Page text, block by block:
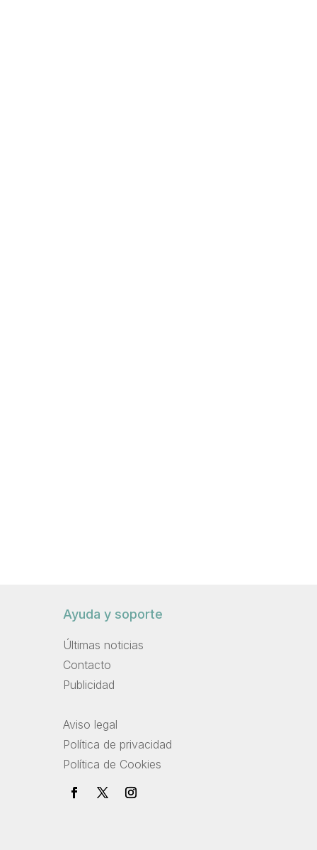
Ayuda y soporte
Últimas noticias
Contacto
Publicidad
Aviso legal
Política de privacidad
Política de Cookies